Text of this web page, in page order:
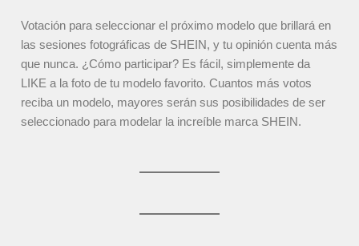
Votación para seleccionar el próximo modelo que brillará en
las sesiones fotográficas de SHEIN, y tu opinión cuenta más
que nunca. ¿Cómo participar? Es fácil, simplemente da
LIKE a la foto de tu modelo favorito. Cuantos más votos
reciba un modelo, mayores serán sus posibilidades de ser
seleccionado para modelar la increíble marca SHEIN.